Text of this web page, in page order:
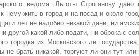
ведома. Льготы Строганову дано
нему жить в город и на посад и около
лет не надобно никакой дани, ни
другой какой-либо подати, ни оброка с
городка из Московского ли
не брать никакой, торгуют ли они тут